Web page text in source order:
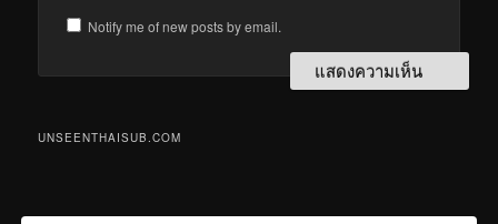
Notify me of new posts by email.
UNSEENTHAISUB.COM